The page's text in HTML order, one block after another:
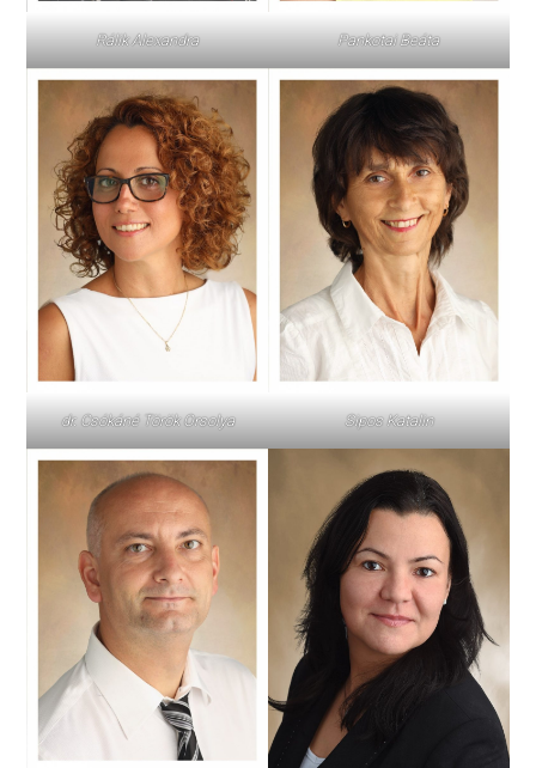
Rálik Alexandra Pankotai Beáta
dr. Csókáné Török Orsolya Sipos Katalin